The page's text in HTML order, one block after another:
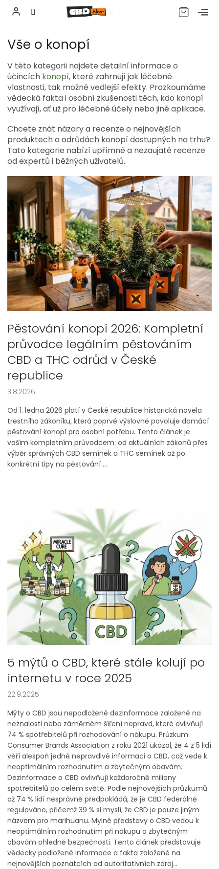
na
obsah
CZK
Vše o konopí
V této kategorii najdete detailní informace o
účincích konopí, které zahrnují jak léčebné
vlastnosti, tak možné vedlejší efekty. Prozkoumáme
vědecká fakta i osobní zkušenosti těch, kdo konopí
využívají, ať už pro léčebné účely nebo jiné aplikace.
Chcete znát názory a recenze o nejnovějších
produktech a odrůdách konopí dostupných na trhu?
Tato kategorie nabízí upřímné a nezaujaté recenze
od expertů i běžných uživatelů.
ý
p
i
č
á
n
k
Pěstování konopí 2026: Kompletní
průvodce legálním pěstováním
CBD a THC odrůd v České
republice
3.8.2026
Od 1. ledna 2026 platí v České republice historická novela
trestního zákoníku, která poprvé výslovně povoluje domácí
pěstování konopí pro osobní potřebu. Tento článek je
vaším kompletním průvodcem: od aktuálních zákonů přes
výběr správných CBD semínek a THC semínek až po
konkrétní tipy na pěstování ...
5 mýtů o CBD, které stále kolují po
internetu v roce 2025
22.9.2025
Mýty o CBD jsou nepodložené dezinformace založené na
neznalosti nebo záměrném šíření nepravd, které ovlivňují
74 % spotřebitelů při rozhodování o nákupu. Průzkum
Consumer Brands Association z roku 2021 ukázal, že 4 z 5 lidí
věří alespoň jedné nepravdivé informaci o CBD, což vede k
neoptimálním rozhodnutím a zbytečným obavám.
Dezinformace o CBD ovlivňují každoročně miliony
spotřebitelů po celém světě. Podle nejnovějších průzkumů
až 74 % lidí nesprávně předpokládá, že je CBD federálně
regulováno, přičemž 39 % si myslí, že CBD je pouze jiným
názvem pro marihuanu. Mylné představy o CBD vedou k
neoptimálním rozhodnutím při nákupu a zbytečným
obavám ohledně bezpečnosti. Tento článek představuje
vědecky podložené informace a fakta založené na
nejnovějších poznatcích od autoritativních zdroj...